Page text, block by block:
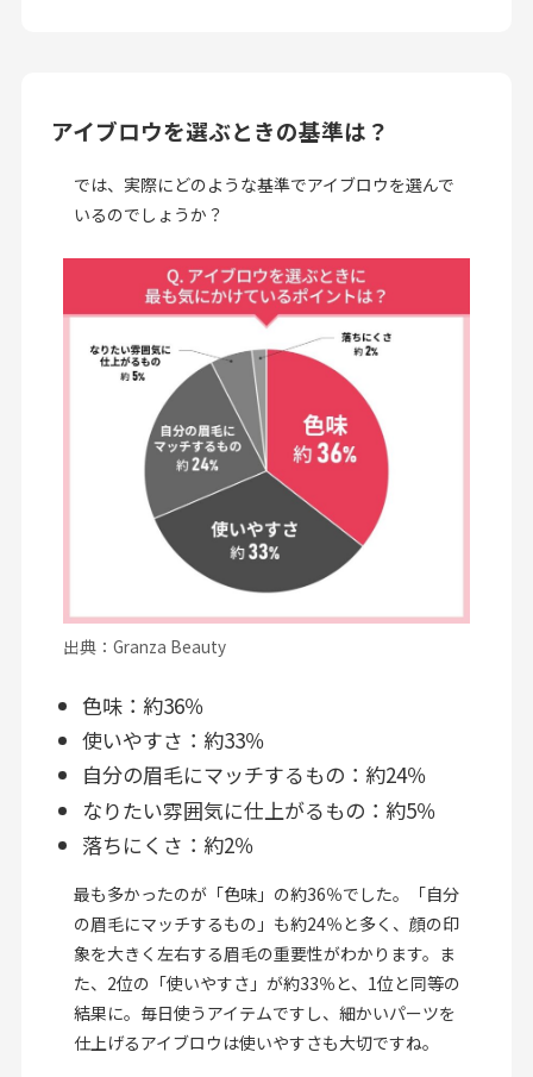
アイブロウを選ぶときの基準は？
では、実際にどのような基準でアイブロウを選んで
いるのでしょうか？
出典：Granza Beauty
色味：約36％
使いやすさ：約33％
自分の眉毛にマッチするもの：約24％
なりたい雰囲気に仕上がるもの：約5％
落ちにくさ：約2％
最も多かったのが「色味」の約36％でした。「自分
の眉毛にマッチするもの」も約24％と多く、顔の印
象を大きく左右する眉毛の重要性がわかります。ま
た、2位の「使いやすさ」が約33％と、1位と同等の
結果に。毎日使うアイテムですし、細かいパーツを
仕上げるアイブロウは使いやすさも大切ですね。